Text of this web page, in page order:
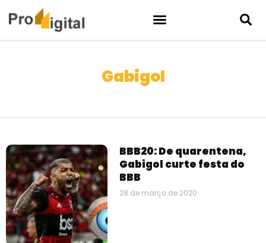
Gabigol
BBB20: De quarentena,
Gabigol curte festa do
BBB
28 de março de 2020